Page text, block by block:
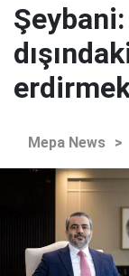
Mepa News >